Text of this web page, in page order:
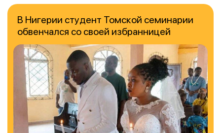
В Нигерии студент Томской семинарии
обвенчался со своей избранницей